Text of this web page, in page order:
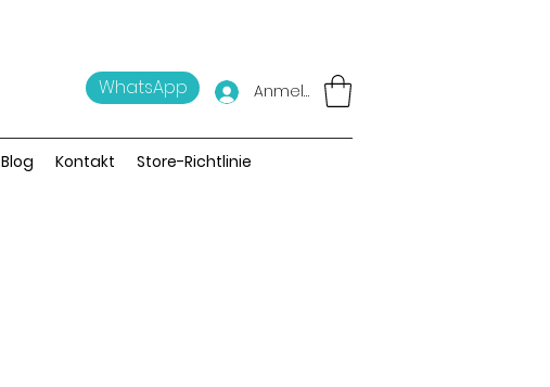
WhatsApp Anmelden
Blog Kontakt Store-Richtlinie